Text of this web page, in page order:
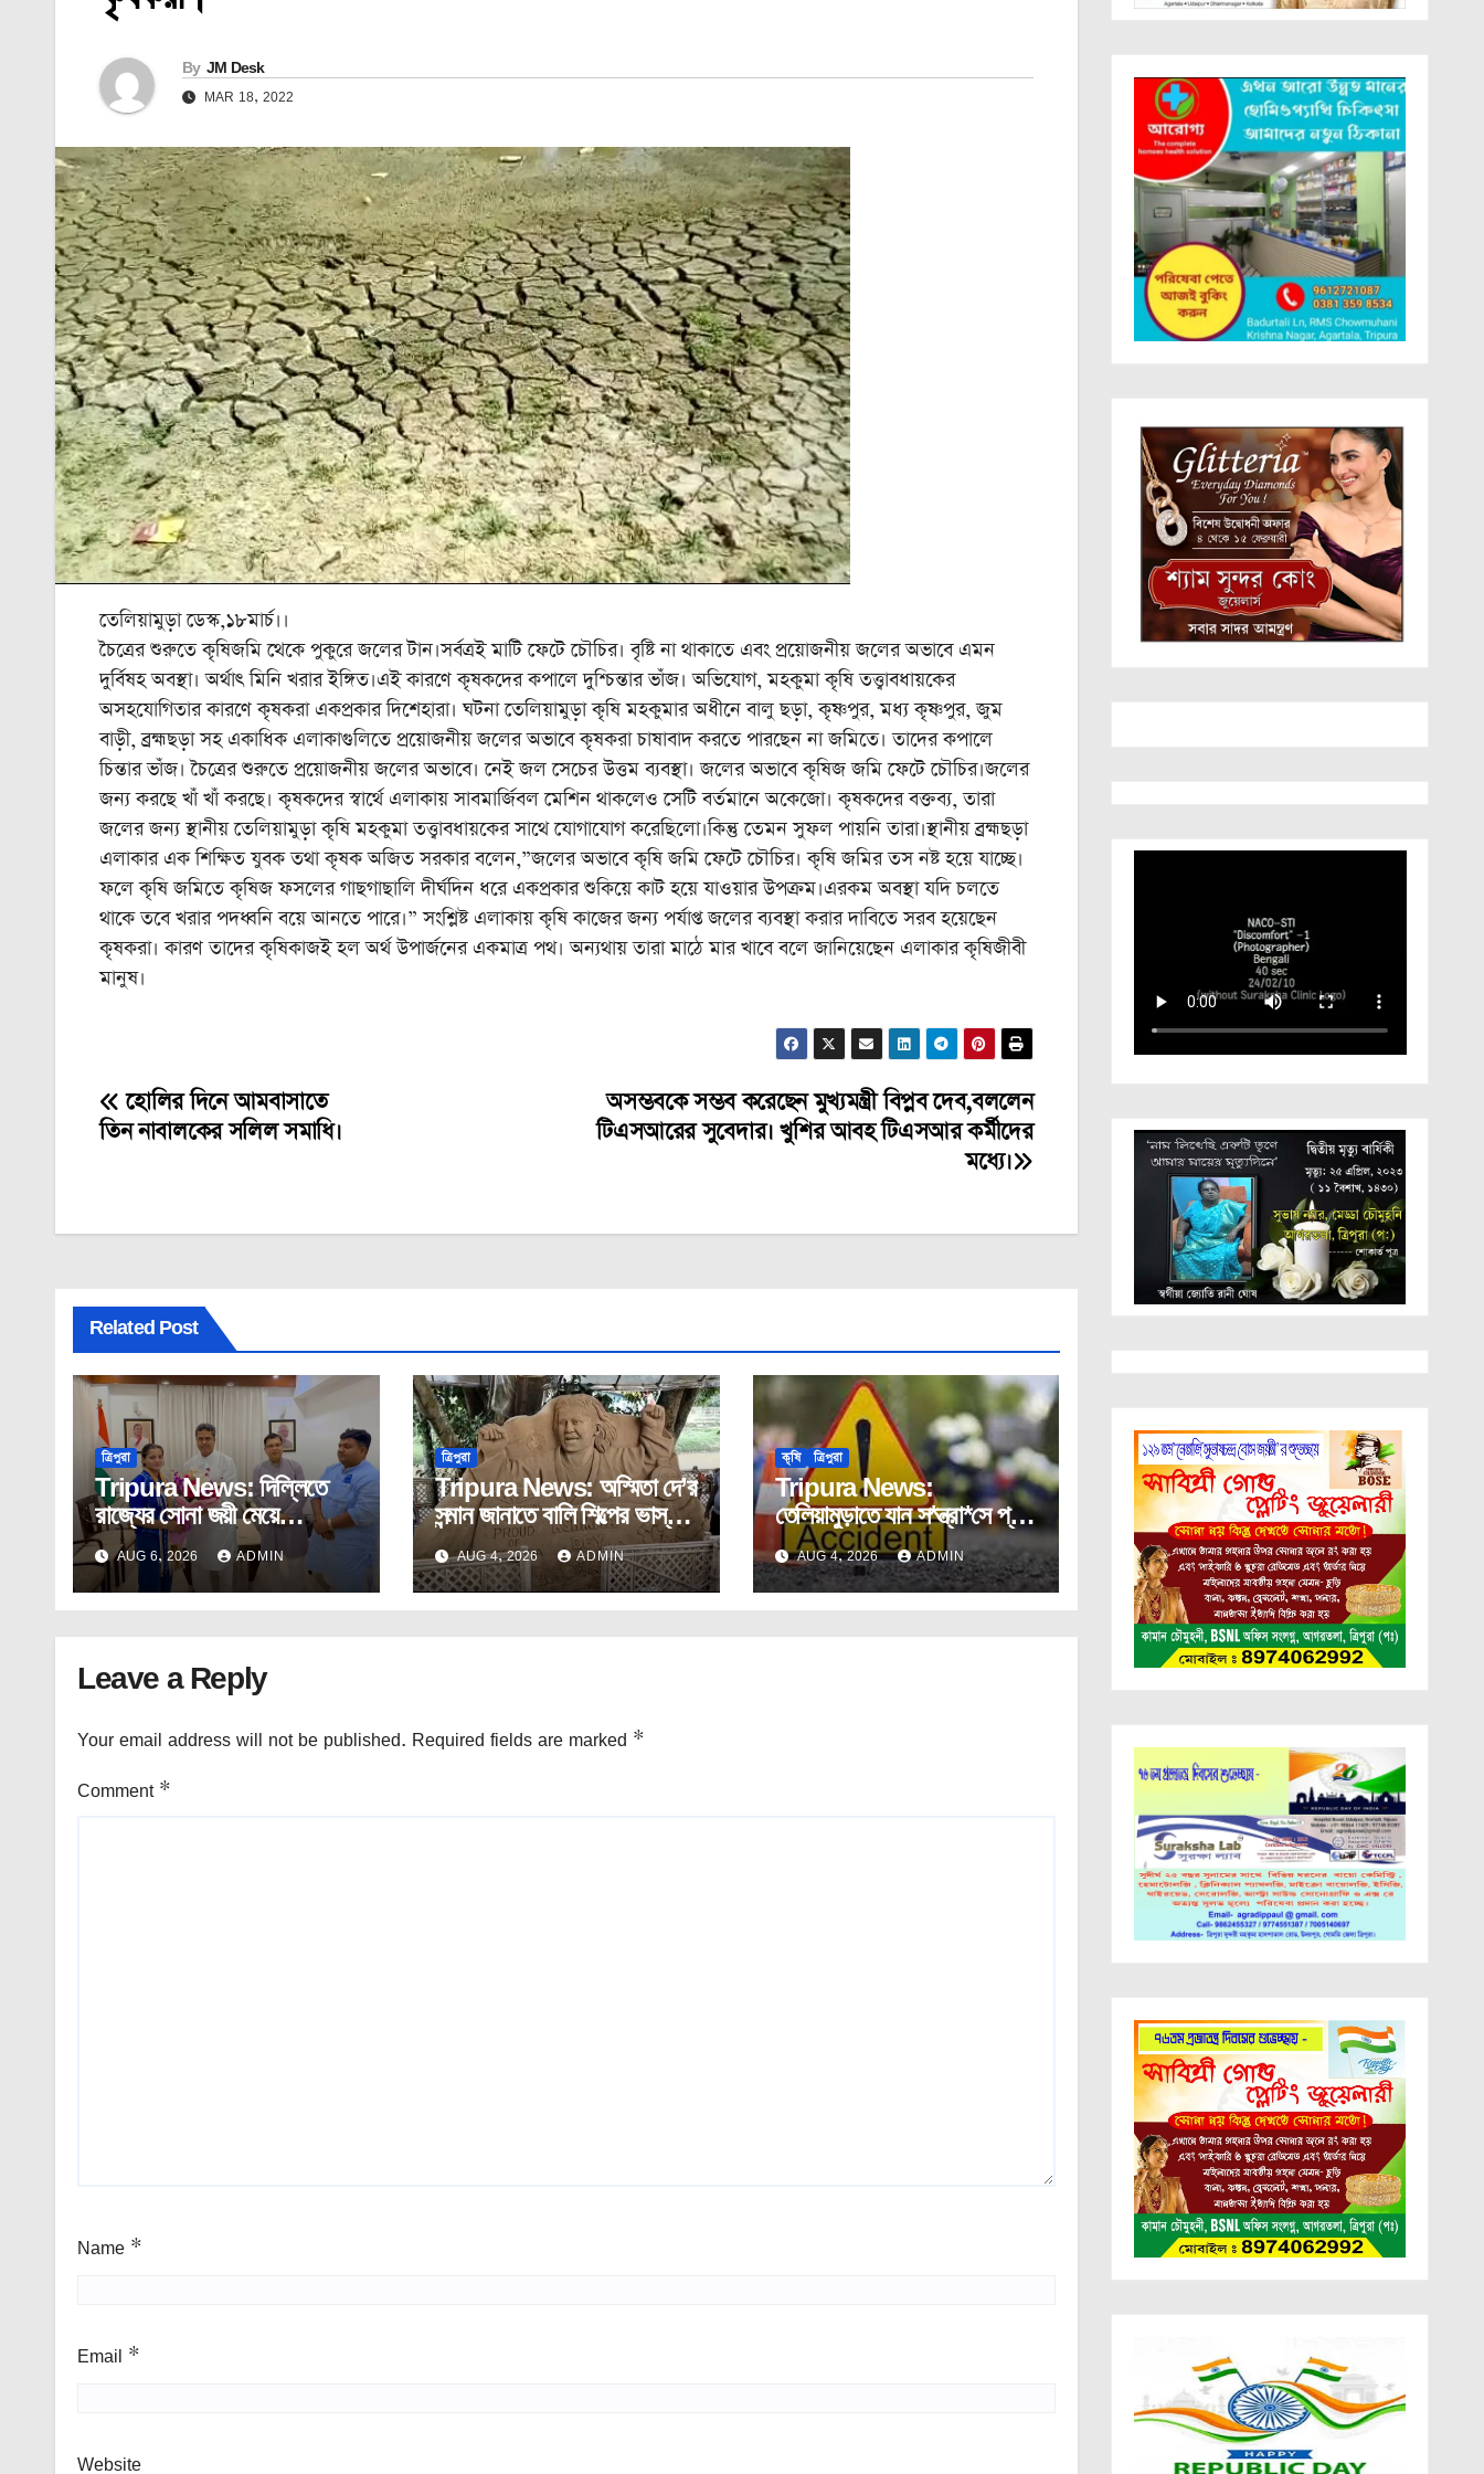
By JM Desk
MAR 18, 2022
তেলিয়ামুড়া ডেস্ক,১৮মার্চ।।
চৈত্রের শুরুতে কৃষিজমি থেকে পুকুরে জলের টান।সর্বত্রই মাটি ফেটে চৌচির। বৃষ্টি না থাকাতে এবং প্রয়োজনীয় জলের অভাবে এমন
দুর্বিষহ অবস্থা। অর্থাৎ মিনি খরার ইঙ্গিত।এই কারণে কৃষকদের কপালে দুশ্চিন্তার ভাঁজ। অভিযোগ, মহকুমা কৃষি তত্ত্বাবধায়কের
অসহযোগিতার কারণে কৃষকরা একপ্রকার দিশেহারা। ঘটনা তেলিয়ামুড়া কৃষি মহকুমার অধীনে বালু ছড়া, কৃষ্ণপুর, মধ্য কৃষ্ণপুর, জুম
বাড়ী, ব্রহ্মছড়া সহ একাধিক এলাকাগুলিতে প্রয়োজনীয় জলের অভাবে কৃষকরা চাষাবাদ করতে পারছেন না জমিতে। তাদের কপালে
চিন্তার ভাঁজ। চৈত্রের শুরুতে প্রয়োজনীয় জলের অভাবে। নেই জল সেচের উত্তম ব্যবস্থা। জলের অভাবে কৃষিজ জমি ফেটে চৌচির।জলের
জন্য করছে খাঁ খাঁ করছে। কৃষকদের স্বার্থে এলাকায় সাবমার্জিবল মেশিন থাকলেও সেটি বর্তমানে অকেজো। কৃষকদের বক্তব্য, তারা
জলের জন্য স্থানীয় তেলিয়ামুড়া কৃষি মহকুমা তত্ত্বাবধায়কের সাথে যোগাযোগ করেছিলো।কিন্তু তেমন সুফল পায়নি তারা।স্থানীয় ব্রহ্মছড়া
এলাকার এক শিক্ষিত যুবক তথা কৃষক অজিত সরকার বলেন,”জলের অভাবে কৃষি জমি ফেটে চৌচির। কৃষি জমির তস নষ্ট হয়ে যাচ্ছে।
ফলে কৃষি জমিতে কৃষিজ ফসলের গাছগাছালি দীর্ঘদিন ধরে একপ্রকার শুকিয়ে কাট হয়ে যাওয়ার উপক্রম।এরকম অবস্থা যদি চলতে
থাকে তবে খরার পদধ্বনি বয়ে আনতে পারে।” সংশ্লিষ্ট এলাকায় কৃষি কাজের জন্য পর্যাপ্ত জলের ব্যবস্থা করার দাবিতে সরব হয়েছেন
কৃষকরা। কারণ তাদের কৃষিকাজই হল অর্থ উপার্জনের একমাত্র পথ। অন্যথায় তারা মাঠে মার খাবে বলে জানিয়েছেন এলাকার কৃষিজীবী
মানুষ।
Post
অসম্ভবকে সম্ভব করেছেন মুখ্যমন্ত্রী বিপ্লব দেব,বললেন
টিএসআরের সুবেদার। খুশির আবহ টিএসআর কর্মীদের
মধ্যে।
হোলির দিনে আমবাসাতে
তিন নাবালকের সলিল সমাধি।
Related Post
ত্রিপুরা
Tripura News: দিল্লিতে
রাজ্যের সোনা জয়ী মেয়ে
অস্মিতাকে সংবর্ধনা মুখ্যমন্ত্রীর।
AUG 6, 2026 ADMIN
ত্রিপুরা
Tripura News: অস্মিতা দে’র
সন্মান জানাতে বালি শিল্পের ভাস্কর্য
নির্মাণ।
AUG 4, 2026 ADMIN
কৃষি ত্রিপুরা
Tripura News:
তেলিয়ামুড়াতে যান স*ন্ত্রা*সে প্রাণ
হারালেন কৃষক।
AUG 4, 2026 ADMIN
Leave a Reply
Your email address will not be published. Required fields are marked *
Comment *
Name *
Email *
Website